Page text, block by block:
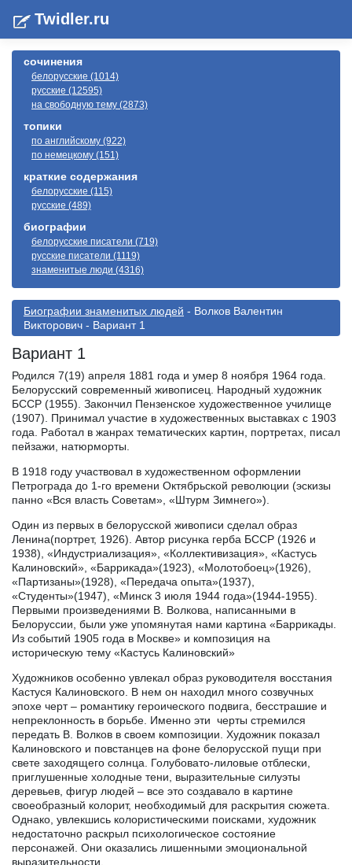
Twidler.ru
сочинения
белорусские (1014)
русские (12595)
на свободную тему (2873)
топики
по английскому (922)
по немецкому (151)
краткие содержания
белорусские (115)
русские (489)
биографии
белорусские писатели (719)
русские писатели (1119)
знаменитые люди (4316)
Биографии знаменитых людей - Волков Валентин
Викторович - Вариант 1
Вариант 1
Родился 7(19) апреля 1881 года и умер 8 ноября 1964 года.
Белорусский современный живописец. Народный художник
БССР (1955). Закончил Пензенское художественное училище
(1907). Принимал участие в художественных выставках с 1903
года. Работал в жанрах тематических картин, портретах, писал
пейзажи, натюрморты.
В 1918 году участвовал в художественном оформлении
Петрограда до 1-го времени Октябрьской революции (эскизы
панно «Вся власть Советам», «Штурм Зимнего»).
Один из первых в белорусской живописи сделал образ
Ленина(портрет, 1926). Автор рисунка герба БССР (1926 и
1938), «Индустриализация», «Коллективизация», «Кастусь
Калиновский», «Баррикада»(1923), «Молотобоец»(1926),
«Партизаны»(1928), «Передача опыта»(1937),
«Студенты»(1947), «Минск 3 июля 1944 года»(1944-1955).
Первыми произведениями В. Волкова, написанными в
Белоруссии, были уже упомянутая нами картина «Баррикады.
Из событий 1905 года в Москве» и композиция на
историческую тему «Кастусь Калиновский»
Художников особенно увлекал образ руководителя восстания
Кастуся Калиновского. В нем он находил много созвучных
эпохе черт – романтику героического подвига, бесстрашие и
непреклонность в борьбе. Именно эти черты стремился
передать В. Волков в своем композиции. Художник показал
Калиновского и повстанцев на фоне белорусской пущи при
свете заходящего солнца. Голубовато-лиловые отблески,
приглушенные холодные тени, выразительные силуэты
деревьев, фигур людей – все это создавало в картине
своеобразный колорит, необходимый для раскрытия сюжета.
Однако, увлекшись колористическими поисками, художник
недостаточно раскрыл психологическое состояние
персонажей. Они оказались лишенными эмоциональной
выразительности.